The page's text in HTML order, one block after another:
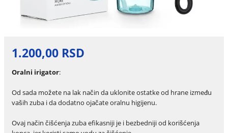
1.200,00 RSD
Oralni irigator:
Od sada možete na lak način da uklonite ostatke od hrane između
vaših zuba i da dodatno ojačate oralnu higijenu.
Ovaj način čišćenja zuba efikasniji je i bezbedniji od korišćenja